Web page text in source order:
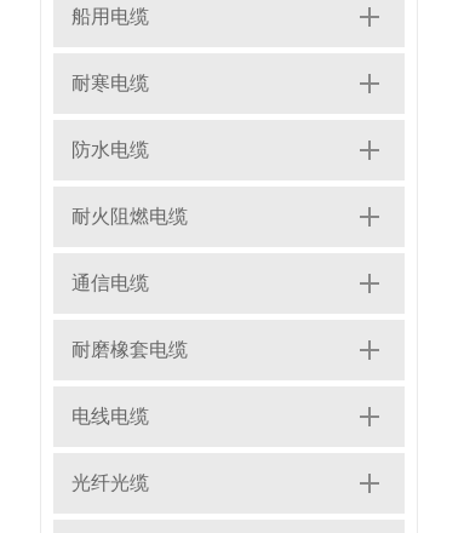
船用电缆
耐寒电缆
防水电缆
耐火阻燃电缆
通信电缆
耐磨橡套电缆
电线电缆
光纤光缆